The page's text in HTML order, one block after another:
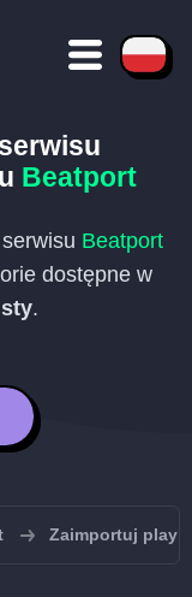
Beatport
Beatport
dostępne w
.
Zaimportuj